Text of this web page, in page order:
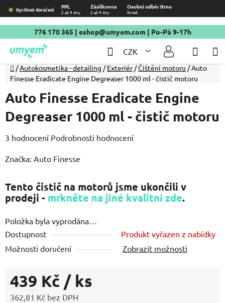
Přejít
na
obsah
Rychlost doručení PPL Zásilkovna Osobní odběr Brno
2 až 4 dny 2 až 4 dny Ihned
776 170 365 | eshop@umyem.com| Po-Pá 9-17h
CZK
Hledat
Domů
/Autokosmetika - detailing / Exteriér /Čištění motoru /Auto
Finesse Eradicate Engine Degreaser 1000 ml - čistič motoru
Tento čistič na motorů jsme ukončili v
prodeji - mrkněte na jiné kvalitní zde.
Položka byla vyprodána…
Dostupnost
Produkt vyřazen z nabídky
Možnosti doručení
Zobrazit možnosti
439 Kč / ks
362,81 Kč bez DPH
Auto Finesse Eradicate Engine
Degreaser 1000 ml - čistič motoru
Průměrné
produktu
5,0
z
5
hvězdiček.
3 hodnocení Podrobnosti hodnocení
Značka: Auto Finesse